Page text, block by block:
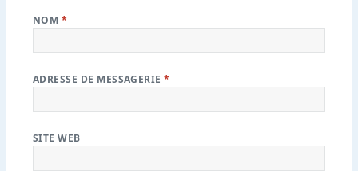
NOM *
ADRESSE DE MESSAGERIE*
SITE WEB